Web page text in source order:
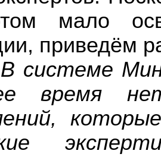
мало
приведём
время